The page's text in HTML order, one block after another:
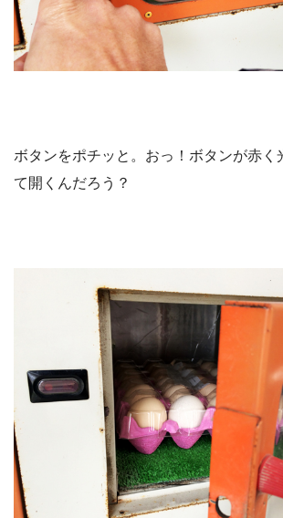
ボタンをポチッと。おっ！ボタンが赤く
て開くんだろう？